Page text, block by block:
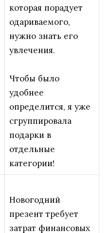
которая порадует
одариваемого,
нужно знать его
увлечения.
Чтобы было
удобнее
определится, я уже
сгруппировала
подарки в
отдельные
категории!
Новогодний
презент требует
затрат финансовых